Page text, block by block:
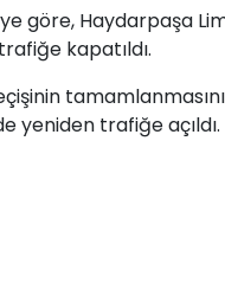
göre, Haydarpaşa
kapatıldı.
yeniden trafiğe açıldı.